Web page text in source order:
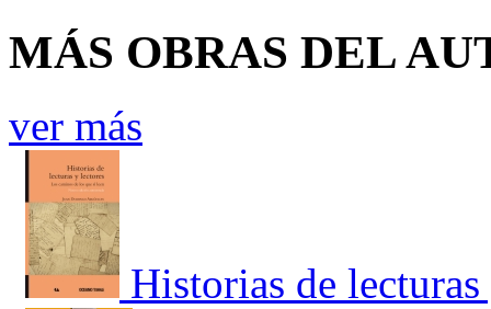
MÁS OBRAS DEL
ver más
Historias de